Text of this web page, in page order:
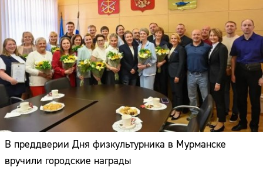
В преддверии Дня физкультурника в Мурманске
вручили городские награды